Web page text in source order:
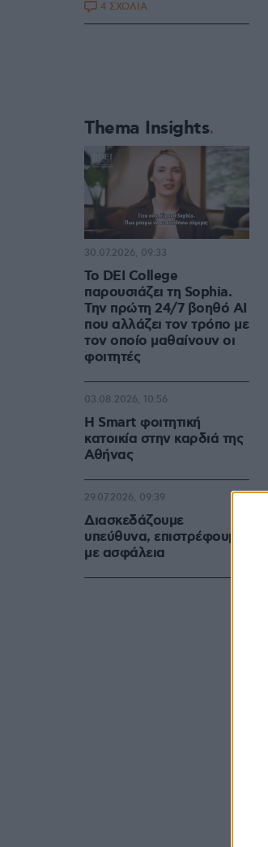
4 ΣΧΟΛΙΑ
Thema Insights
Το DEI College
παρουσιάζει τη Sophia.
Την πρώτη 24/7 βοηθό AI
που αλλάζει τον τρόπο με
τον οποίο μαθαίνουν οι
φοιτητές
30.07.2026, 09:33
Η Smart φοιτητική
κατοικία στην καρδιά της
Αθήνας
03.08.2026, 10:56
Διασκεδάζουμε
υπεύθυνα, επιστρέφουμε
με ασφάλεια
29.07.2026, 09:39